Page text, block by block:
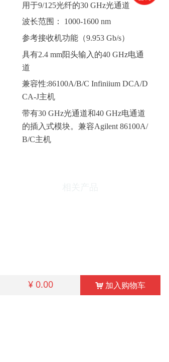
用于9/125光纤的30 GHz光通道
波长范围：
1000-1600 nm
参考接收机功能（9.953 Gb/s）
具有2.4 mm阳头输入的40 GHz电通
道
兼容性:86100A/B/C Infiniium DCA/D
CA-J主机
带有30 GHz光通道和40 GHz电通道
的插入式模块。兼容Agilent 86100A/
B/C主机
¥ 0.00 낙 加入购物车